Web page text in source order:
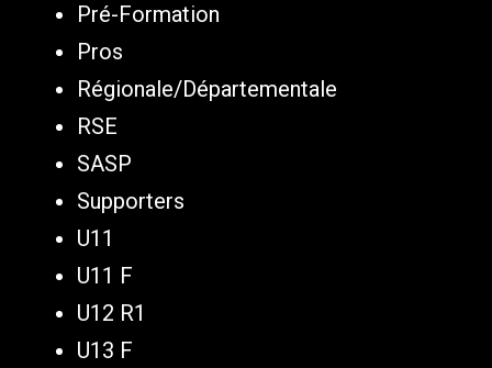
Pré-Formation
Pros
Régionale/Départementale
RSE
SASP
Supporters
U11
U11 F
U12 R1
U13 F